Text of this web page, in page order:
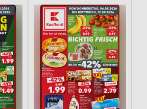
angeforderten